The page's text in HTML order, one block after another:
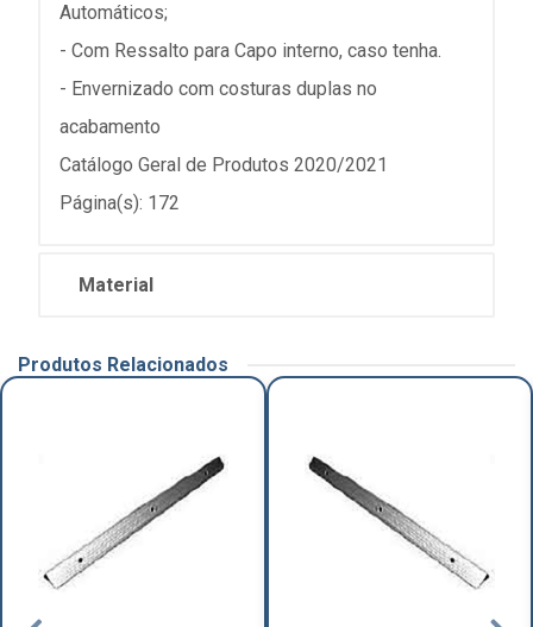
Automáticos;
- Com Ressalto para Capo interno, caso tenha.
- Envernizado com costuras duplas no
acabamento
Catálogo Geral de Produtos 2020/2021
Página(s): 172
Material
Produtos Relacionados